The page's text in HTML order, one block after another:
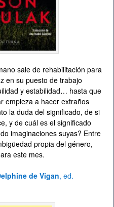
sale de rehabilitación para
en su puesto de trabajo
y estabilidad… hasta que
empieza a hacer extraños
la duda del significado, de si
y de cuál es el significado
imaginaciones suyas? Entre
propia del género,
este mes.
de Vigan, ed.